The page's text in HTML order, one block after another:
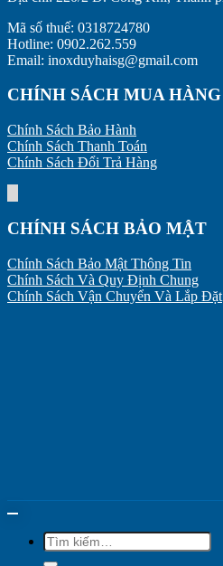
Mã số thuế: 0318724780
Hotline: 0902.262.559
Email: inoxduyhaisg@gmail.com
CHÍNH SÁCH MUA HÀNG
Chính Sách Bảo Hành
Chính Sách Thanh Toán
Chính Sách Đổi Trả Hàng
CHÍNH SÁCH BẢO MẬT
Chính Sách Bảo Mật Thông Tin
Chính Sách Và Quy Định Chung
Chính Sách Vận Chuyển Và Lắp Đặt
Tìm
kiếm: